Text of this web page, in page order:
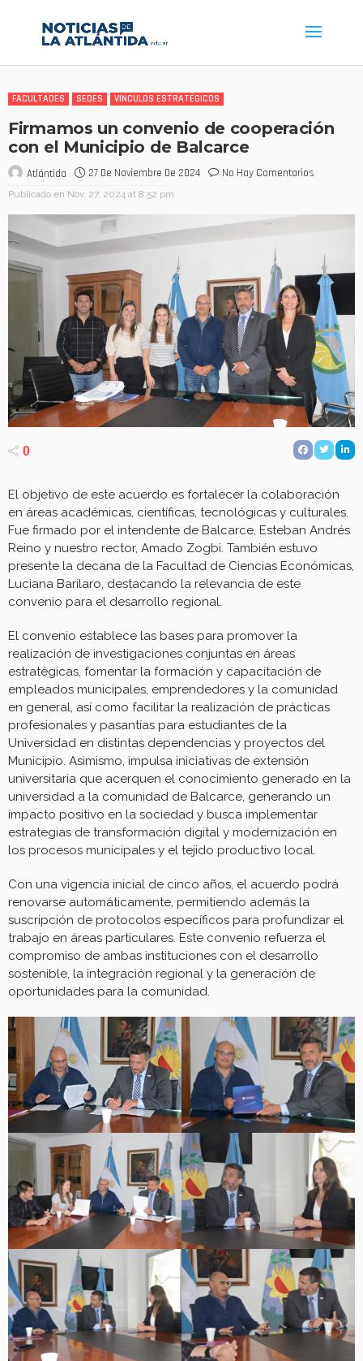
FACULTADES SEDES VINCULOS ESTRATÉGICOS
Firmamos un convenio de cooperación
con el Municipio de Balcarce
Atlántida 27 De Noviembre De 2024 No Hay Comentarios
Publicado en Nov. 27, 2024 at 8:52 pm
0
El objetivo de este acuerdo es fortalecer la colaboración
en áreas académicas, científicas, tecnológicas y culturales.
Fue firmado por el intendente de Balcarce, Esteban Andrés
Reino y nuestro rector, Amado Zogbi. También estuvo
presente la decana de la Facultad de Ciencias Económicas,
Luciana Barilaro, destacando la relevancia de este
convenio para el desarrollo regional.
El convenio establece las bases para promover la
realización de investigaciones conjuntas en áreas
estratégicas, fomentar la formación y capacitación de
empleados municipales, emprendedores y la comunidad
en general, así como facilitar la realización de prácticas
profesionales y pasantías para estudiantes de la
Universidad en distintas dependencias y proyectos del
Municipio. Asimismo, impulsa iniciativas de extensión
universitaria que acerquen el conocimiento generado en la
universidad a la comunidad de Balcarce, generando un
impacto positivo en la sociedad y busca implementar
estrategias de transformación digital y modernización en
los procesos municipales y el tejido productivo local.
Con una vigencia inicial de cinco años, el acuerdo podrá
renovarse automáticamente, permitiendo además la
suscripción de protocolos específicos para profundizar el
trabajo en áreas particulares. Este convenio refuerza el
compromiso de ambas instituciones con el desarrollo
sostenible, la integración regional y la generación de
oportunidades para la comunidad.